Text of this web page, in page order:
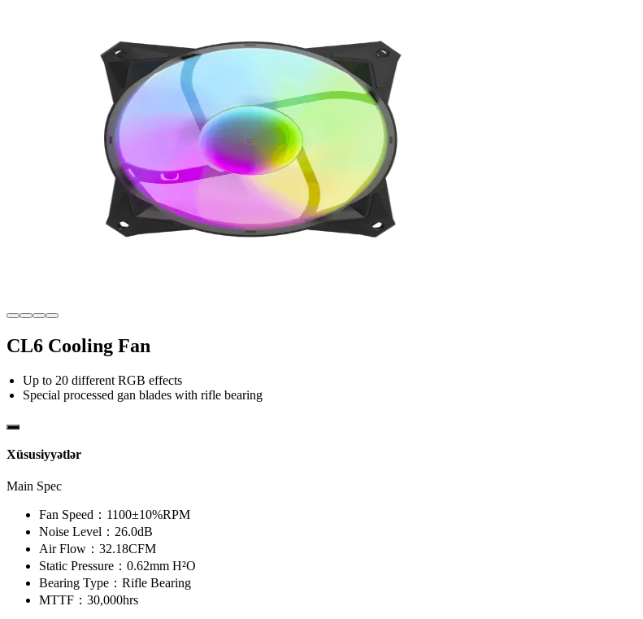
CL6 Cooling Fan
Up to 20 different RGB effects
Special processed gan blades with rifle bearing
Xüsusiyyətlər
Main Spec
Fan Speed： 1100±10%RPM
Noise Level： 26.0dB
Air Flow： 32.18CFM
Static Pressure： 0.62mm H²O
Bearing Type： Rifle Bearing
MTTF： 30,000hrs